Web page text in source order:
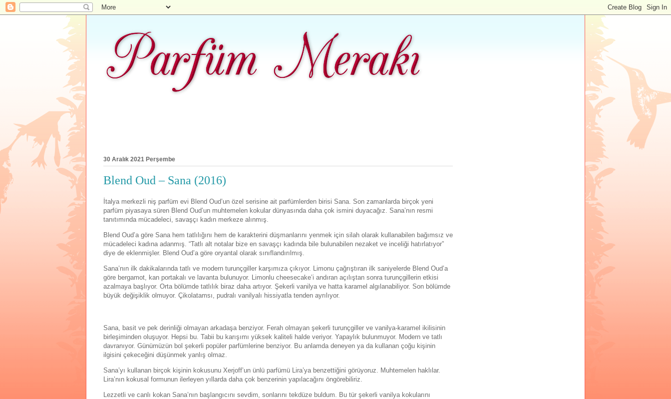
30 Aralık 2021 Perşembe
Blend Oud – Sana (2016)
İtalya merkezli niş parfüm evi Blend Oud’un özel serisine ait parfümlerden birisi Sana. Son zamanlarda birçok yeni
parfüm piyasaya süren Blend Oud’un muhtemelen kokular dünyasında daha çok ismini duyacağız. Sana’nın resmi
tanıtımında mücadeleci, savaşçı kadın merkeze alınmış.
Blend Oud’a göre Sana hem tatlılığını hem de karakterini düşmanlarını yenmek için silah olarak kullanabilen bağımsız ve
mücadeleci kadına adanmış. “Tatlı alt notalar bize en savaşçı kadında bile bulunabilen nezaket ve inceliği hatırlatıyor”
diye de eklenmişler. Blend Oud’a göre oryantal olarak sınıflandırılmış.
Sana’nın ilk dakikalarında tatlı ve modern turunçgiller karşımıza çıkıyor. Limonu çağrıştıran ilk saniyelerde Blend Oud’a
göre bergamot, kan portakalı ve lavanta bulunuyor. Limonlu cheesecake’i andıran açılıştan sonra turunçgillerin etkisi
azalmaya başlıyor. Orta bölümde tatlılık biraz daha artıyor. Şekerli vanilya ve hatta karamel algılanabiliyor. Son bölümde
büyük değişiklik olmuyor. Çikolatamsı, pudralı vanilyalı hissiyatla tenden ayrılıyor.
Sana, basit ve pek derinliği olmayan arkadaşa benziyor. Ferah olmayan şekerli turunçgiller ve vanilya-karamel ikilisinin
birleşiminden oluşuyor. Hepsi bu. Tabii bu karışımı yüksek kaliteli halde veriyor. Yapaylık bulunmuyor. Modern ve tatlı
davranıyor. Günümüzün bol şekerli popüler parfümlerine benziyor. Bu anlamda deneyen ya da kullanan çoğu kişinin
ilgisini çekeceğini düşünmek yanlış olmaz.
Sana’yı kullanan birçok kişinin kokusunu Xerjoff’un ünlü parfümü Lira’ya benzettiğini görüyoruz. Muhtemelen haklılar.
Lira’nın kokusal formunun ilerleyen yıllarda daha çok benzerinin yapılacağını öngörebiliriz.
Lezzetli ve canlı kokan Sana’nın başlangıcını sevdim, sonlarını tekdüze buldum. Bu tür şekerli vanilya kokularını